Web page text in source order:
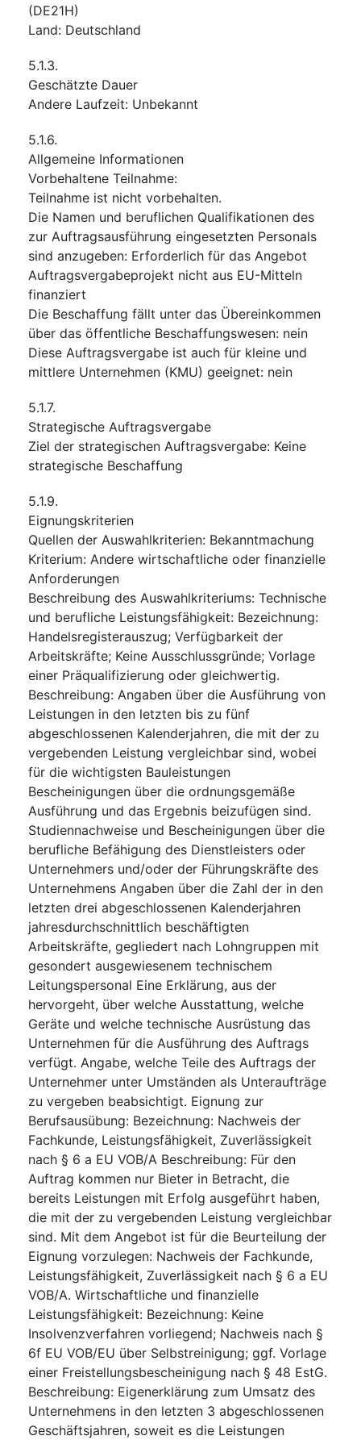
(DE21H)
Land: Deutschland
5.1.3.
Geschätzte Dauer
Andere Laufzeit: Unbekannt
5.1.6.
Allgemeine Informationen
Vorbehaltene Teilnahme:
Teilnahme ist nicht vorbehalten.
Die Namen und beruflichen Qualifikationen des
zur Auftragsausführung eingesetzten Personals
sind anzugeben: Erforderlich für das Angebot
Auftragsvergabeprojekt nicht aus EU-Mitteln
finanziert
Die Beschaffung fällt unter das Übereinkommen
über das öffentliche Beschaffungswesen: nein
Diese Auftragsvergabe ist auch für kleine und
mittlere Unternehmen (KMU) geeignet: nein
5.1.7.
Strategische Auftragsvergabe
Ziel der strategischen Auftragsvergabe: Keine
strategische Beschaffung
5.1.9.
Eignungskriterien
Quellen der Auswahlkriterien: Bekanntmachung
Kriterium: Andere wirtschaftliche oder finanzielle
Anforderungen
Beschreibung des Auswahlkriteriums: Technische
und berufliche Leistungsfähigkeit: Bezeichnung:
Handelsregisterauszug; Verfügbarkeit der
Arbeitskräfte; Keine Ausschlussgründe; Vorlage
einer Präqualifizierung oder gleichwertig.
Beschreibung: Angaben über die Ausführung von
Leistungen in den letzten bis zu fünf
abgeschlossenen Kalenderjahren, die mit der zu
vergebenden Leistung vergleichbar sind, wobei
für die wichtigsten Bauleistungen
Bescheinigungen über die ordnungsgemäße
Ausführung und das Ergebnis beizufügen sind.
Studiennachweise und Bescheinigungen über die
berufliche Befähigung des Dienstleisters oder
Unternehmers und/oder der Führungskräfte des
Unternehmens Angaben über die Zahl der in den
letzten drei abgeschlossenen Kalenderjahren
jahresdurchschnittlich beschäftigten
Arbeitskräfte, gegliedert nach Lohngruppen mit
gesondert ausgewiesenem technischem
Leitungspersonal Eine Erklärung, aus der
hervorgeht, über welche Ausstattung, welche
Geräte und welche technische Ausrüstung das
Unternehmen für die Ausführung des Auftrags
verfügt. Angabe, welche Teile des Auftrags der
Unternehmer unter Umständen als Unteraufträge
zu vergeben beabsichtigt. Eignung zur
Berufsausübung: Bezeichnung: Nachweis der
Fachkunde, Leistungsfähigkeit, Zuverlässigkeit
nach § 6 a EU VOB/A Beschreibung: Für den
Auftrag kommen nur Bieter in Betracht, die
bereits Leistungen mit Erfolg ausgeführt haben,
die mit der zu vergebenden Leistung vergleichbar
sind. Mit dem Angebot ist für die Beurteilung der
Eignung vorzulegen: Nachweis der Fachkunde,
Leistungsfähigkeit, Zuverlässigkeit nach § 6 a EU
VOB/A. Wirtschaftliche und finanzielle
Leistungsfähigkeit: Bezeichnung: Keine
Insolvenzverfahren vorliegend; Nachweis nach §
6f EU VOB/EU über Selbstreinigung; ggf. Vorlage
einer Freistellungsbescheinigung nach § 48 EstG.
Beschreibung: Eigenerklärung zum Umsatz des
Unternehmens in den letzten 3 abgeschlossenen
Geschäftsjahren, soweit es die Leistungen